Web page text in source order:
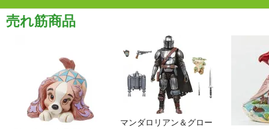
売れ筋商品
マンダロリアン＆グロー